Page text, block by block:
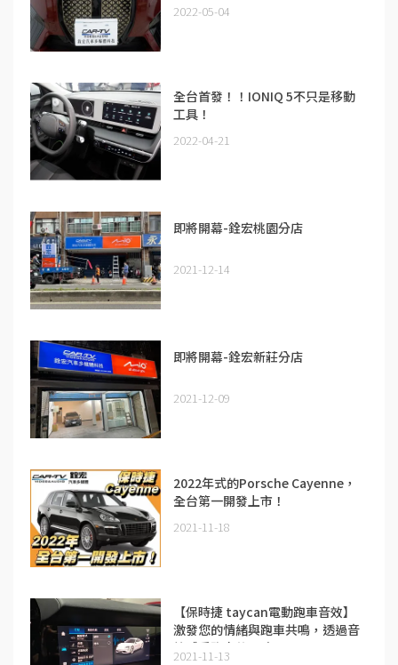
2022-05-04
全台首發！！IONIQ 5不只是移動
工具！
2022-04-21
即將開幕-銓宏桃園分店
2021-12-14
即將開幕-銓宏新莊分店
2021-12-09
2022年式的Porsche Cayenne，
全台第一開發上市！
2021-11-18
【保時捷 taycan電動跑車音效】
激發您的情緒與跑車共鳴，透過音
效感受跑車的靈魂
2021-11-13